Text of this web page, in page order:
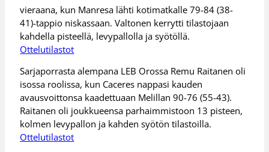
vieraana, kun Manresa lähti kotimatkalle 79-84 (38-
41)-tappio niskassaan. Valtonen kerrytti tilastojaan
kahdella pisteellä, levypallolla ja syötöllä.
Ottelutilastot
Sarjaporrasta alempana LEB Orossa Remu Raitanen oli
isossa roolissa, kun Caceres nappasi kauden
avausvoittonsa kaadettuaan Melillan 90-76 (55-43).
Raitanen oli joukkueensa parhaimmistoon 13 pisteen,
kolmen levypallon ja kahden syötön tilastoilla.
Ottelutilastot